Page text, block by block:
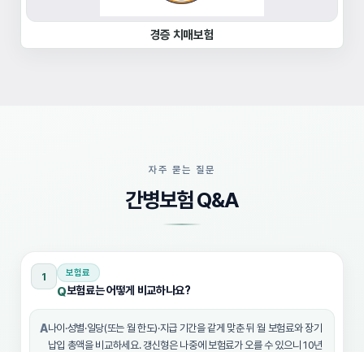
경증 치매보험
자주 묻는 질문
간병보험 Q&A
1 보험료
Q보험료는 어떻게 비교하나요?
A나이·성별·일당(또는 월 한도)·지급 기간을 같게 맞춘 뒤 월 보험료와 장기
납입 총액을 비교하세요. 갱신형은 나중에 보험료가 오를 수 있으니 10년